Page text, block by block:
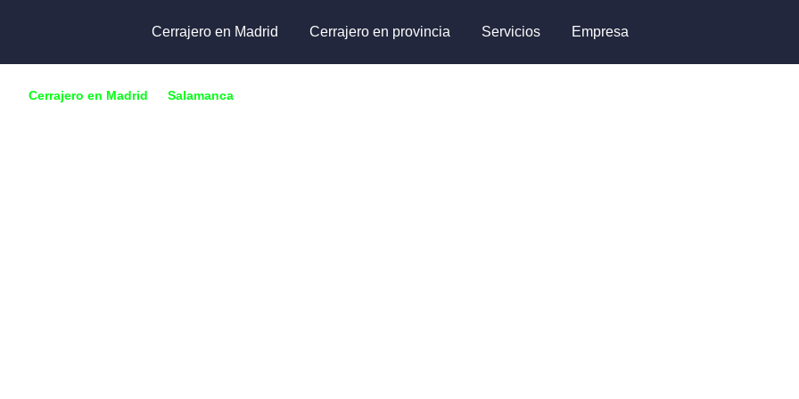
Cerrajero en Madrid Cerrajero en provincia Servicios Empresa
Cerrajero en Madrid Salamanca